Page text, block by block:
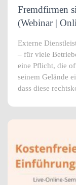
Fremdfirmen
(Webinar |
Externe
– für viele
eine Pflicht, die
seinem Gelände
dass diese